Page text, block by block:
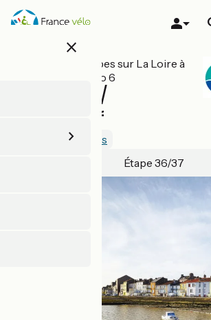
Aller
au
close
Toutes les étapes sur La Loire à
Vélo / EuroVelo 6
Le Pellerin /
Paimboeuf
Voir 1 avis
Étape 36/37